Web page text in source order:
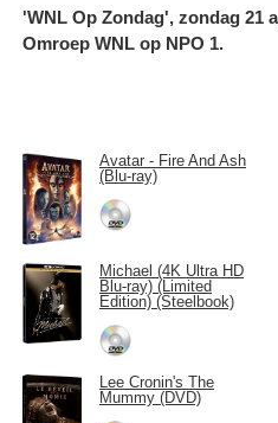
'WNL Op Zondag', zondag 21
Omroep WNL op NPO 1.
Avatar - Fire And Ash
(Blu-ray)
Michael (4K Ultra HD
Blu-ray) (Limited
Edition) (Steelbook)
Lee Cronin's The
Mummy (DVD)